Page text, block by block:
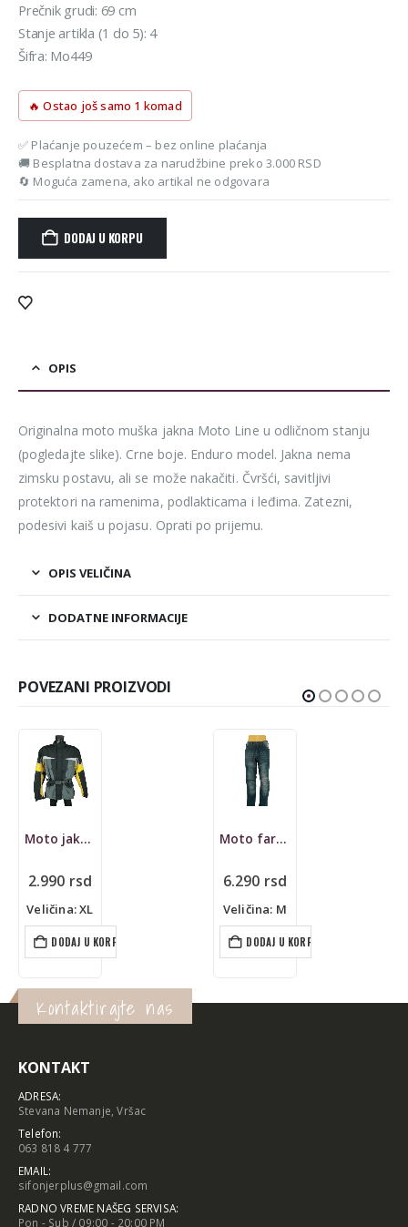
Prečnik grudi: 69 cm
Stanje artikla (1 do 5): 4
Šifra: Mo449
🔥 Ostao još samo 1 komad
✅ Plaćanje pouzećem – bez online plaćanja
🚚 Besplatna dostava za narudžbine preko 3.000 RSD
🔄 Moguća zamena, ako artikal ne odgovara
DODAJ U KORPU
Alternative:
OPIS
Originalna moto muška jakna Moto Line u odličnom stanju
(pogledajte slike). Crne boje. Enduro model. Jakna nema
zimsku postavu, ali se može nakačiti. Čvršći, savitljivi
protektori na ramenima, podlakticama i leđima. Zatezni,
podesivi kaiš u pojasu. Oprati po prijemu.
OPIS VELIČINA
DODATNE INFORMACIJE
POVEZANI PROIZVODI
Moto jakna Hein Gericke, enduro
2.990 rsd
Veličina: XL
DODAJ U KORPU
Moto farmerke Roleff
6.290 rsd
Veličina: M
DODAJ U KORPU
Kontaktirajte nas
KONTAKT
ADRESA:
Stevana Nemanje, Vršac
Telefon:
063 818 4 777
EMAIL:
sifonjerplus@gmail.com
RADNO VREME NAŠEG SERVISA:
Pon - Sub / 09:00 - 20:00 PM